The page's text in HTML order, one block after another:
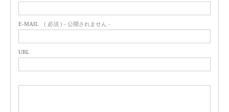
E-MAIL ( 必須 ) - 公開されません -
URL